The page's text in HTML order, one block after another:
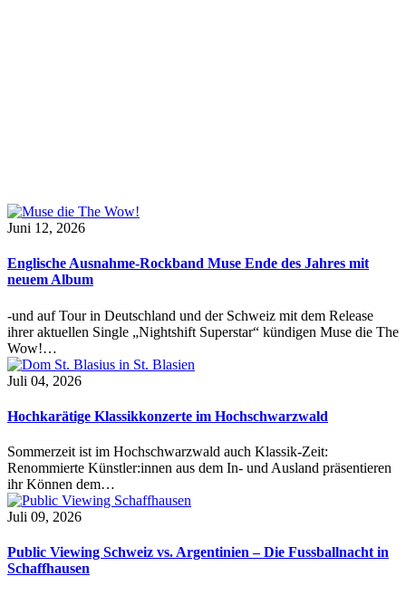
Juni 12, 2026
Englische Ausnahme-Rockband Muse Ende des Jahres mit
neuem Album
-und auf Tour in Deutschland und der Schweiz mit dem Release
ihrer aktuellen Single „Nightshift Superstar“ kündigen Muse die The
Wow!…
Juli 04, 2026
Hochkarätige Klassikkonzerte im Hochschwarzwald
Sommerzeit ist im Hochschwarzwald auch Klassik-Zeit:
Renommierte Künstler:innen aus dem In- und Ausland präsentieren
ihr Können dem…
Juli 09, 2026
Public Viewing Schweiz vs. Argentinien – Die Fussballnacht in
Schaffhausen